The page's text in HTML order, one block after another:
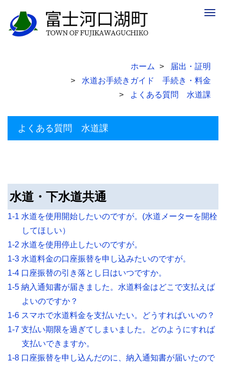
ホーム
届出・証明
水道お手続きガイド 手続き・料金
よくある質問 水道課
よくある質問 水道課
水道・下水道共通
1-1 水道を使用開始したいのですが。(水道メーターを開栓
してほしい）
1-2 水道を使用停止したいのですが。
1-3 水道料金の口座振替を申し込みたいのですが。
1-4 口座振替の引き落とし日はいつですか。
1-5 納入通知書が届きました。水道料金はどこで支払えば
よいのですか？
1-6 スマホで水道料金を支払いたい。どうすればいいの？
1-7 支払い期限を過ぎてしまいました。どのようにすれば
支払いできますか。
1-8 口座振替を申し込んだのに、納入通知書が届いたので